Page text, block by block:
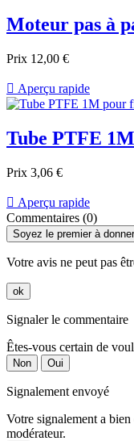
Moteur pas à
Prix 12,00 €
 Aperçu rapide
Tube PTFE
Prix 3,06 €
 Aperçu rapide
Commentaires (0)
Soyez le premier à
Votre avis ne peut pas
ok
Signaler le commentaire
Êtes-vous certain de
Non Oui
Signalement envoyé
Votre signalement a
modérateur.